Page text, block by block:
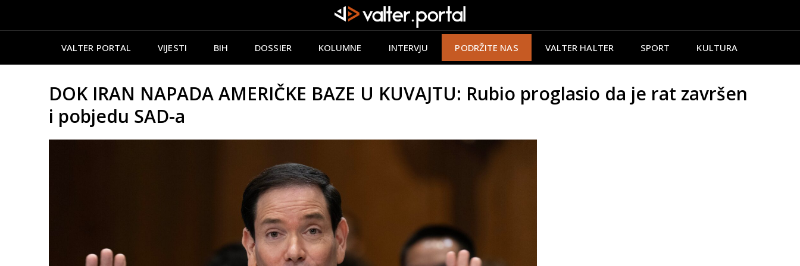
VALTER PORTAL VIJESTI BIH DOSSIER KOLUMNE INTERVJU PODRŽITE NAS VALTER HALTER SPORT KULTURA
DOK IRAN NAPADA AMERIČKE BAZE U KUVAJTU: Rubio proglasio da je rat završen
i pobjedu SAD-a